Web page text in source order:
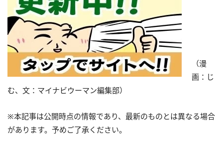
（漫
画：じ
む、文：マイナビウーマン編集部）
※本記事は公開時点の情報であり、最新のものとは異なる場合
があります。予めご了承ください。